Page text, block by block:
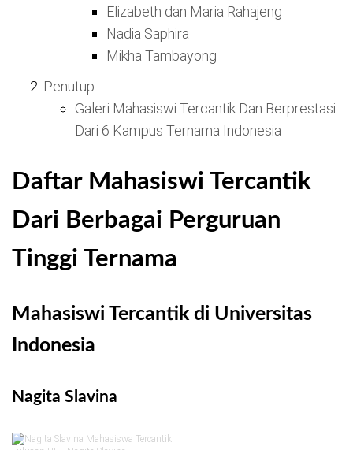
Elizabeth dan Maria Rahajeng
Nadia Saphira
Mikha Tambayong
Penutup
Galeri Mahasiswi Tercantik Dan Berprestasi
Dari 6 Kampus Ternama Indonesia
Daftar Mahasiswi Tercantik
Dari Berbagai Perguruan
Tinggi Ternama
Mahasiswi Tercantik di Universitas
Indonesia
Nagita Slavina